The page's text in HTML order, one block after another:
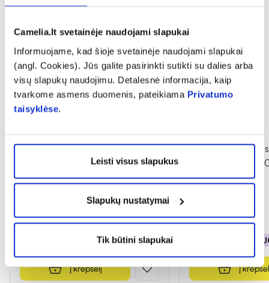
Camelia.lt svetainėje naudojami slapukai
Informuojame, kad šioje svetainėje naudojami slapukai
(angl. Cookies). Jūs galite pasirinkti sutikti su dalies arba
visų slapukų naudojimu. Detalesnė informacija, kaip
tvarkome asmens duomenis, pateikiama Privatumo
taisyklėse.
Leisti visus slapukus
Slapukų nustatymai
Tik būtini slapukai
LYSI maisto papildas JECORIS
OIL, citrinų skonio, 240 ml
16,79 €
% PAPILDOMA NUOLAIDA
Į krepšelį
LYSI natūralus
JECORIS OIL,
15,88 €
% PAPILDOMA
Į